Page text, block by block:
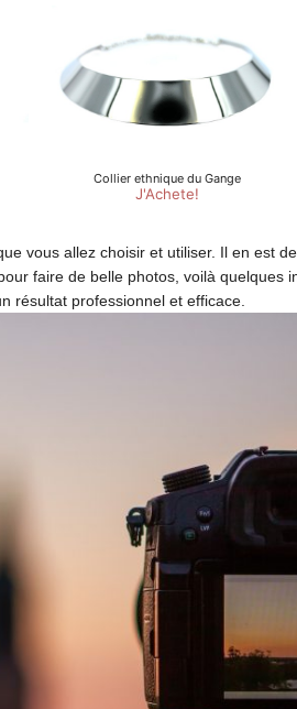
vous allez choisir et utiliser. Il en est
faire de belle photos, voilà quelques
résultat professionnel et efficace.